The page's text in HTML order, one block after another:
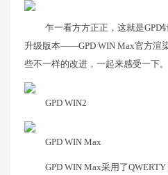
乍一看方方正正，这就是GPD
升级版本——GPD WIN Max官方渲
些不一样的改进，一起来感受一下。
GPD WIN2
GPD WIN Max
GPD WIN Max采用了